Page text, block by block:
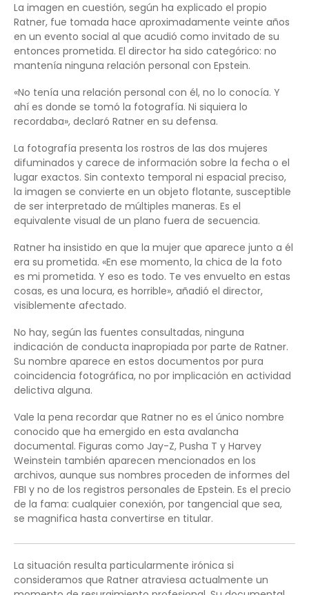
La imagen en cuestión, según ha explicado el propio
Ratner, fue tomada hace aproximadamente veinte años
en un evento social al que acudió como invitado de su
entonces prometida. El director ha sido categórico: no
mantenía ninguna relación personal con Epstein.
«No tenía una relación personal con él, no lo conocía. Y
ahí es donde se tomó la fotografía. Ni siquiera lo
recordaba», declaró Ratner en su defensa.
La fotografía presenta los rostros de las dos mujeres
difuminados y carece de información sobre la fecha o el
lugar exactos. Sin contexto temporal ni espacial preciso,
la imagen se convierte en un objeto flotante, susceptible
de ser interpretado de múltiples maneras. Es el
equivalente visual de un plano fuera de secuencia.
Ratner ha insistido en que la mujer que aparece junto a él
era su prometida. «En ese momento, la chica de la foto
es mi prometida. Y eso es todo. Te ves envuelto en estas
cosas, es una locura, es horrible», añadió el director,
visiblemente afectado.
No hay, según las fuentes consultadas, ninguna
indicación de conducta inapropiada por parte de Ratner.
Su nombre aparece en estos documentos por pura
coincidencia fotográfica, no por implicación en actividad
delictiva alguna.
Vale la pena recordar que Ratner no es el único nombre
conocido que ha emergido en esta avalancha
documental. Figuras como Jay-Z, Pusha T y Harvey
Weinstein también aparecen mencionados en los
archivos, aunque sus nombres proceden de informes del
FBI y no de los registros personales de Epstein. Es el precio
de la fama: cualquier conexión, por tangencial que sea,
se magnifica hasta convertirse en titular.
La situación resulta particularmente irónica si
consideramos que Ratner atraviesa actualmente un